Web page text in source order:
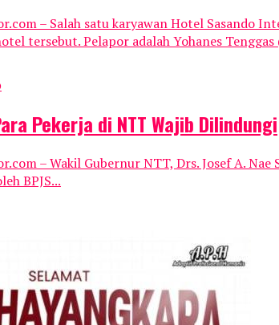
– Salah satu karyawan Hotel Sasando
tersebut. Pelapor adalah Yohanes Tenggas
Pekerja di NTT Wajib Dilindungi
– Wakil Gubernur NTT, Drs. Josef A.
BPJS...